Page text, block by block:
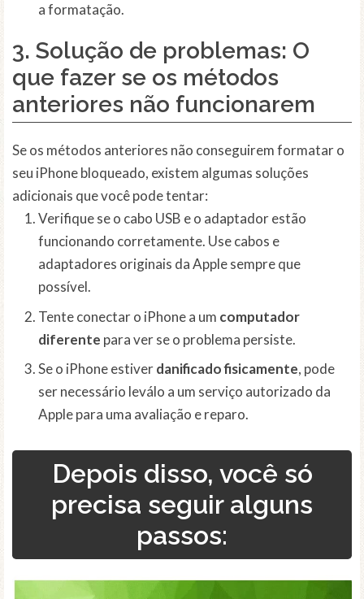
a formatação.
3. Solução de problemas: O
que fazer se os métodos
anteriores não funcionarem
Se os métodos anteriores não conseguirem formatar o
seu iPhone bloqueado, existem algumas soluções
adicionais que você pode tentar:
Verifique se o cabo USB e o adaptador estão
funcionando corretamente. Use cabos e
adaptadores originais da Apple sempre que
possível.
Tente conectar o iPhone a um computador
diferente para ver se o problema persiste.
Se o iPhone estiverdanificado fisicamente, pode
ser necessário leválo a um serviço autorizado da
Apple para uma avaliação e reparo.
Depois disso, você só
precisa seguir alguns
passos: